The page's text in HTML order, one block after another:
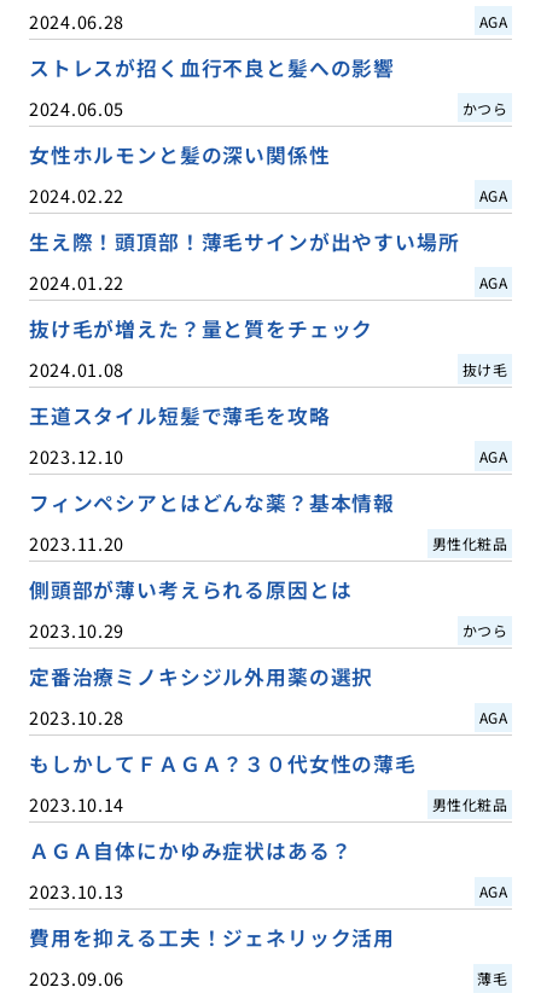
2024.06.28 AGA
ストレスが招く血行不良と髪への影響
2024.06.05 かつら
女性ホルモンと髪の深い関係性
2024.02.22 AGA
生え際！頭頂部！薄毛サインが出やすい場所
2024.01.22 AGA
抜け毛が増えた？量と質をチェック
2024.01.08 抜け毛
王道スタイル短髪で薄毛を攻略
2023.12.10 AGA
フィンペシアとはどんな薬？基本情報
2023.11.20 男性化粧品
側頭部が薄い考えられる原因とは
2023.10.29 かつら
定番治療ミノキシジル外用薬の選択
2023.10.28 AGA
もしかしてＦＡＧＡ？３０代女性の薄毛
2023.10.14 男性化粧品
ＡＧＡ自体にかゆみ症状はある？
2023.10.13 AGA
費用を抑える工夫！ジェネリック活用
2023.09.06 薄毛